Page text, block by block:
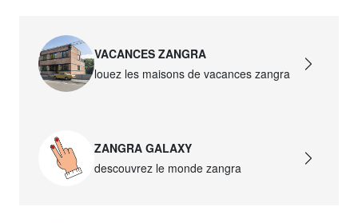
VACANCES ZANGRA
louez les maisons de vacances zangra
ZANGRA GALAXY
descouvrez le monde zangra